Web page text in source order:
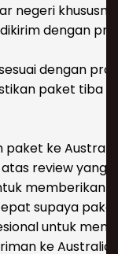
negeri
dengan
dengan
paket tiba
ke
review yang
supaya
untuk
ke